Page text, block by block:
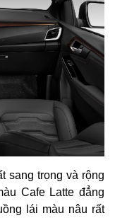
sang trọng và rộng
Cafe Latte đẳng
lái màu nâu rất